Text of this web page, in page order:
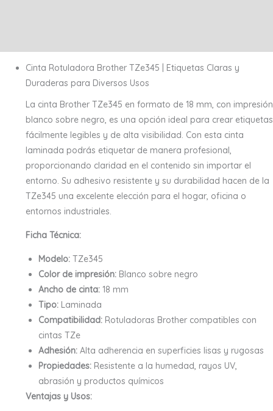
Cinta Rotuladora Brother TZe345 | Etiquetas Claras y
Duraderas para Diversos Usos
La cinta Brother TZe345 en formato de 18 mm, con impresión
blanco sobre negro, es una opción ideal para crear etiquetas
fácilmente legibles y de alta visibilidad. Con esta cinta
laminada podrás etiquetar de manera profesional,
proporcionando claridad en el contenido sin importar el
entorno. Su adhesivo resistente y su durabilidad hacen de la
TZe345 una excelente elección para el hogar, oficina o
entornos industriales.
Ficha Técnica:
Modelo: TZe345
Color de impresión: Blanco sobre negro
Ancho de cinta: 18 mm
Tipo: Laminada
Compatibilidad: Rotuladoras Brother compatibles con
cintas TZe
Adhesión: Alta adherencia en superficies lisas y rugosas
Propiedades: Resistente a la humedad, rayos UV,
abrasión y productos químicos
Ventajas y Usos: